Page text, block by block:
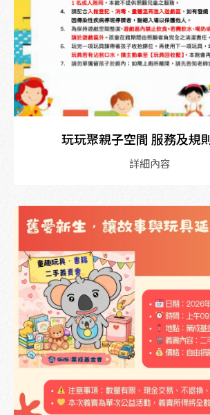
玩玩聚親子空間 服務及規
詳細內容